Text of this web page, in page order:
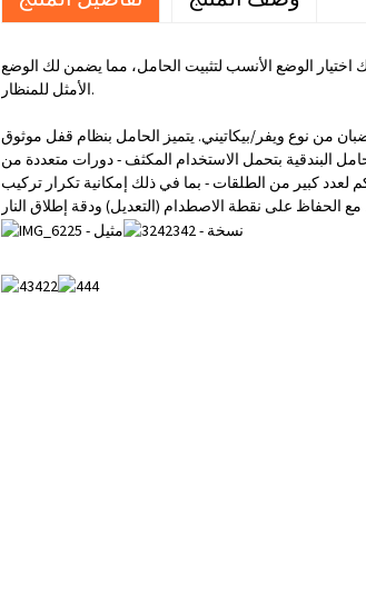
اختيار الوضع الأنسب لتثبيت الحامل، مما يضمن لك الوضع
الأمثل للمنظار.
من نوع ويفر/بيكاتيني. يتميز الحامل بنظام قفل موثوق
البندقية بتحمل الاستخدام المكثف - دورات متعددة من
لعدد كبير من الطلقات - بما في ذلك إمكانية تكرار تركيب